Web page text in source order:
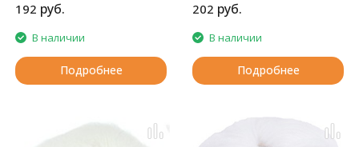
192 руб.
В наличии
Подробнее
202 руб.
В наличии
Подробнее